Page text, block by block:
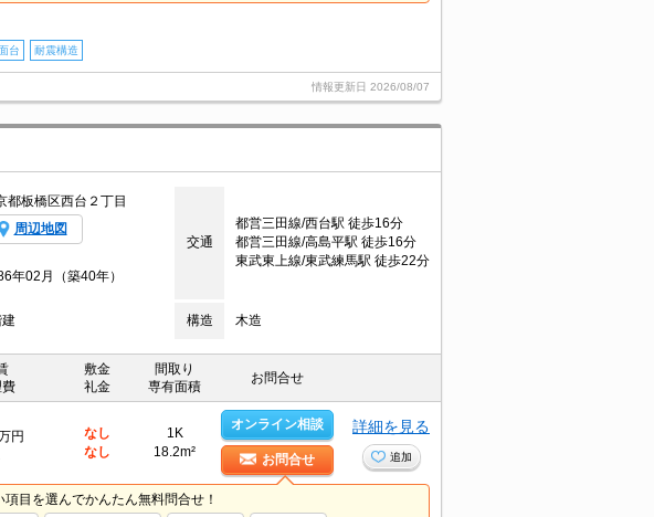
台 耐震構造
情報更新日 2026/08/07
都板橋区西台２丁目
周辺地図
交通
都営三田線/西台駅 徒歩16分
都営三田線/高島平駅 徒歩16分
東武東上線/東武練馬駅 徒歩22分
年02月（築40年）
建 構造 木造
敷金
礼金
間取り
専有面積
お問合せ
円
なし
なし
1K
18.2m²
オンライン相談
お問合せ
詳細を見る
追加
目を選んでかんたん無料問合せ！